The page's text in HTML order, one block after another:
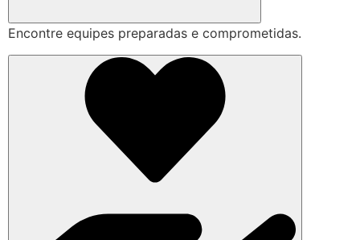
Encontre equipes preparadas e comprometidas.